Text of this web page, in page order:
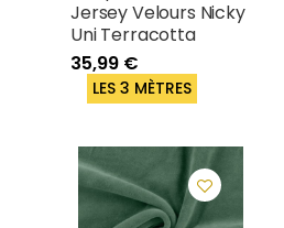
Jersey Velours Nicky
Uni Terracotta
35,99 €
LES 3 MÈTRES